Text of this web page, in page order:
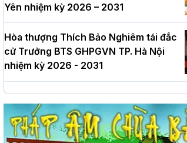
Yên nhiệm kỳ 2026 – 2031
Hòa thượng Thích Bảo Nghiêm tái đắc
cử Trưởng BTS GHPGVN TP. Hà Nội
nhiệm kỳ 2026 - 2031
Hà Nội: Long trọng lễ khởi công xây
dựng Trung tâm văn hóa Phật giáo Thủ
đô